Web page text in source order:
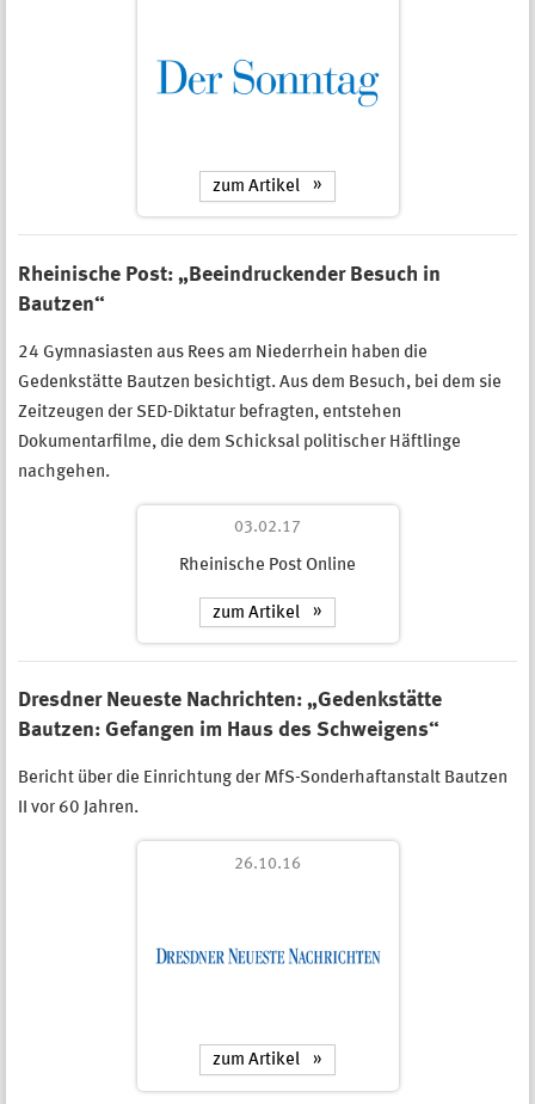
zum Artikel
Rheinische Post: „Beeindruckender Besuch in
Bautzen“
24 Gymnasiasten aus Rees am Niederrhein haben die
Gedenkstätte Bautzen besichtigt. Aus dem Besuch, bei dem sie
Zeitzeugen der SED-Diktatur befragten, entstehen
Dokumentarfilme, die dem Schicksal politischer Häftlinge
nachgehen.
03.02.17
Rheinische Post Online
zum Artikel
Dresdner Neueste Nachrichten: „Gedenkstätte
Bautzen: Gefangen im Haus des Schweigens“
Bericht über die Einrichtung der MfS-Sonderhaftanstalt Bautzen
II vor 60 Jahren.
26.10.16
zum Artikel